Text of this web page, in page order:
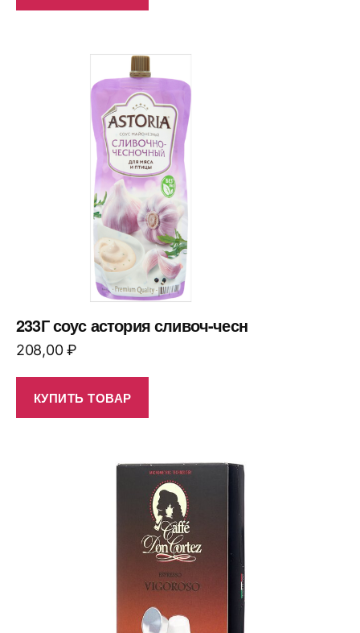
233Г соус астория сливоч-чесн
208,00₽
КУПИТЬ ТОВАР